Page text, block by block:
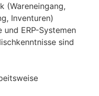
(Wareneingang,
Inventuren)
und ERP-Systemen
sind